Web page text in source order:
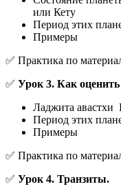
или Кету
Период этих
Примеры
✅ Практика по
✅ Урок 3. Как
Ладжита
Период этих
Примеры
✅ Практика по
✅ Урок 4. Транзиты.